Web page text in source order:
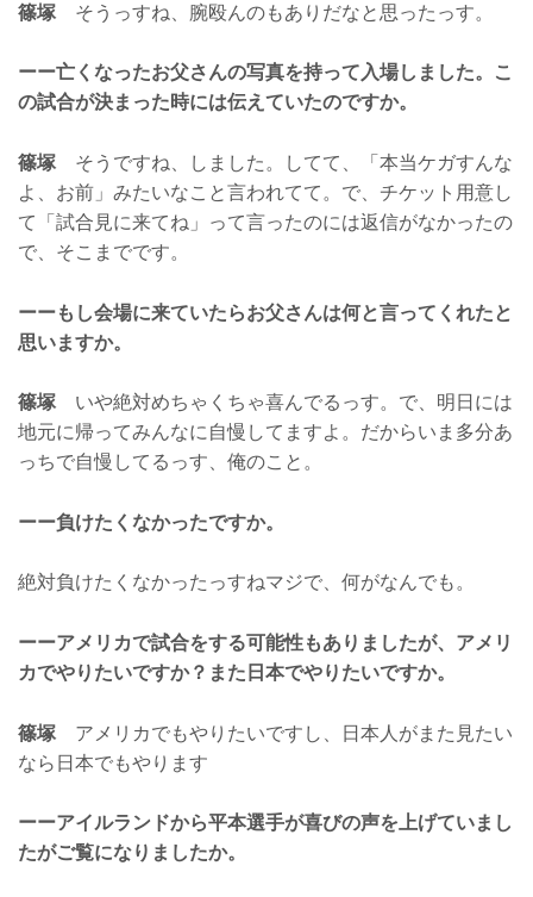
篠塚 そうっすね、腕殴んのもありだなと思ったっす。
ーー亡くなったお父さんの写真を持って入場しました。こ
の試合が決まった時には伝えていたのですか。
篠塚 そうですね、しました。してて、「本当ケガすんな
よ、お前」みたいなこと言われてて。で、チケット用意し
て「試合見に来てね」って言ったのには返信がなかったの
で、そこまでです。
ーーもし会場に来ていたらお父さんは何と言ってくれたと
思いますか。
篠塚 いや絶対めちゃくちゃ喜んでるっす。で、明日には
地元に帰ってみんなに自慢してますよ。だからいま多分あ
っちで自慢してるっす、俺のこと。
ーー負けたくなかったですか。
絶対負けたくなかったっすねマジで、何がなんでも。
ーーアメリカで試合をする可能性もありましたが、アメリ
カでやりたいですか？また日本でやりたいですか。
篠塚 アメリカでもやりたいですし、日本人がまた見たい
なら日本でもやります
ーーアイルランドから平本選手が喜びの声を上げていまし
たがご覧になりましたか。